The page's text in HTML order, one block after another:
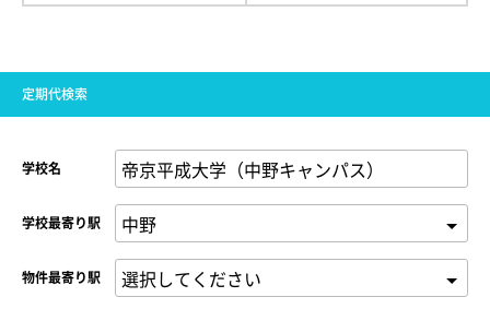
定期代検索
学校名
学校最寄り駅
物件最寄り駅